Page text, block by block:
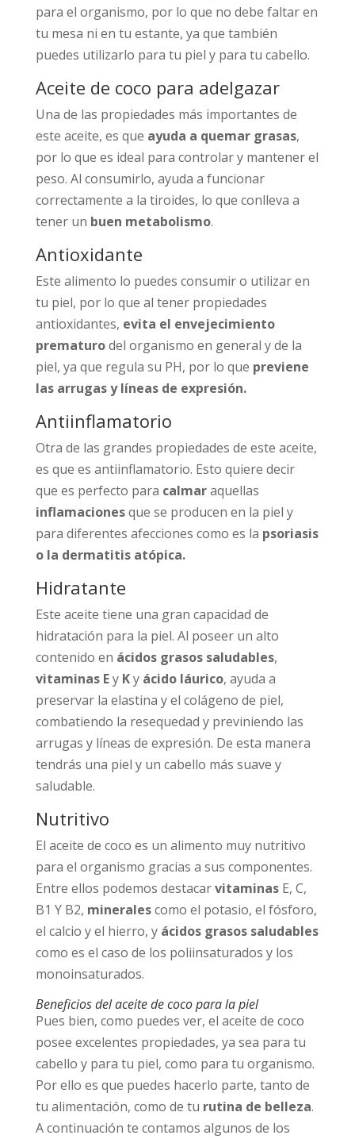
para el organismo, por lo que no debe faltar en
tu mesa ni en tu estante, ya que también
puedes utilizarlo para tu piel y para tu cabello.
Aceite de coco para adelgazar
Una de las propiedades más importantes de
este aceite, es que ayuda a quemar grasas,
por lo que es ideal para controlar y mantener el
peso. Al consumirlo, ayuda a funcionar
correctamente a la tiroides, lo que conlleva a
tener un buen metabolismo.
Antioxidante
Este alimento lo puedes consumir o utilizar en
tu piel, por lo que al tener propiedades
antioxidantes, evita el envejecimiento
prematurodel organismo en general y de la
piel, ya que regula su PH, por lo que previene
las arrugas y líneas de expresión.
Antiinflamatorio
Otra de las grandes propiedades de este aceite,
es que es antiinflamatorio. Esto quiere decir
que es perfecto para calmaraquellas
inflamacionesque se producen en la piel y
para diferentes afecciones como es la psoriasis
o la dermatitis atópica.
Hidratante
Este aceite tiene una gran capacidad de
hidratación para la piel. Al poseer un alto
contenido en ácidos grasos saludables,
vitaminas EyKy ácido láurico, ayuda a
preservar la elastina y el colágeno de piel,
combatiendo la resequedad y previniendo las
arrugas y líneas de expresión. De esta manera
tendrás una piel y un cabello más suave y
saludable.
Nutritivo
El aceite de coco es un alimento muy nutritivo
para el organismo gracias a sus componentes.
Entre ellos podemos destacarvitaminas E, C,
B1 Y B2, mineralescomo el potasio, el fósforo,
el calcio y el hierro, y ácidos grasos saludables
como es el caso de los poliinsaturados y los
monoinsaturados.
Beneficios del aceite de coco para la piel
Pues bien, como puedes ver, el aceite de coco
posee excelentes propiedades, ya sea para tu
cabello y para tu piel, como para tu organismo.
Por ello es que puedes hacerlo parte, tanto de
tu alimentación, como de tu rutina de belleza.
A continuación te contamos algunos de los